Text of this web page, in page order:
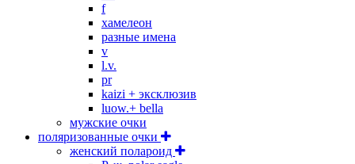
f
хамелеон
разные имена
v
l.v.
pr
kaizi + эксклюзив
luow.+ bella
мужские очки
поляризованные очки
женский полароид